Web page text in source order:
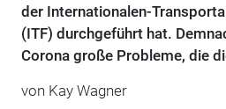
der Internationalen-
(ITF) durchgeführt hat.
Corona große Probleme, die
von Kay Wagner